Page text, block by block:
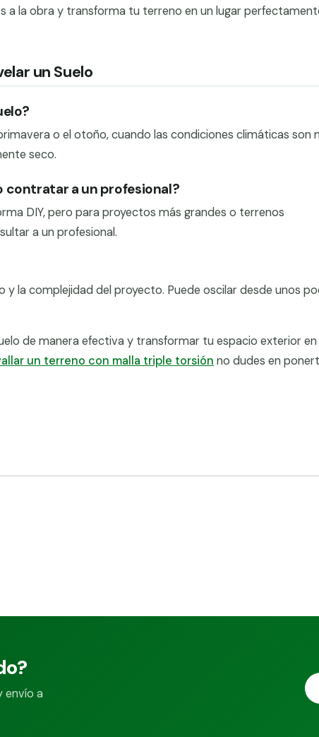
a la obra y transforma tu terreno en un lugar
un Suelo
o el otoño, cuando las condiciones climáticas son
seco.
contratar a un profesional?
DIY, pero para proyectos más grandes o terrenos
a un profesional.
y la complejidad del proyecto. Puede oscilar desde unos
de manera efectiva y transformar tu espacio exterior en
un terreno con malla triple torsión no dudes en
envío a